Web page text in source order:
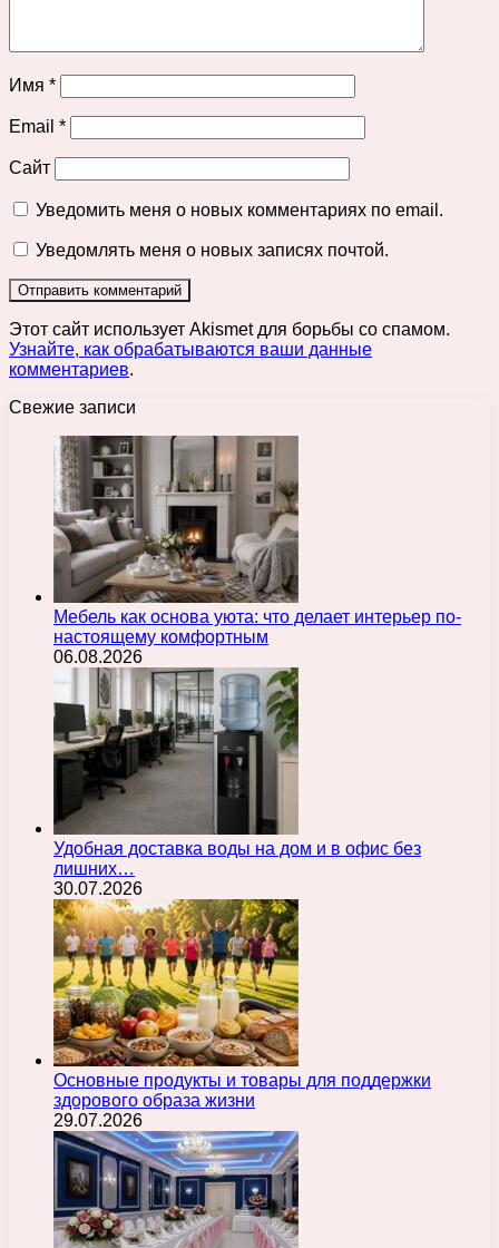
Имя *
Email *
Сайт
Уведомить меня о новых комментариях по email.
Уведомлять меня о новых записях почтой.
Этот сайт использует Akismet для борьбы со спамом.
Узнайте, как обрабатываются ваши данные
комментариев.
Свежие записи
Мебель как основа уюта: что делает интерьер по-
настоящему комфортным
06.08.2026
Удобная доставка воды на дом и в офис без
лишних…
30.07.2026
Основные продукты и товары для поддержки
здорового образа жизни
29.07.2026